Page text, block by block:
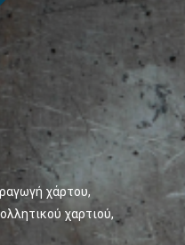
χάρτου,
χαρτιού,